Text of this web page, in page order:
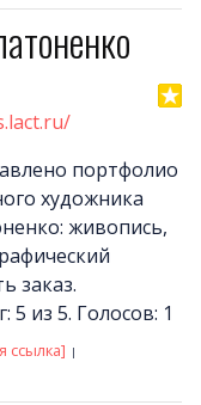
портфолио
художника
живопись,
заказ.
из 5. Голосов: 1
ссылка]